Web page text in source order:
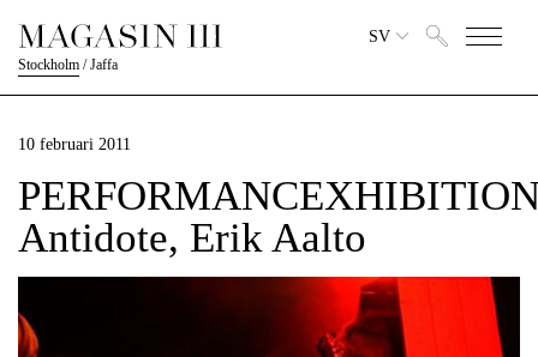
Stockholm /Jaffa
SV
10 februari 2011
Antidote, Erik Aalto